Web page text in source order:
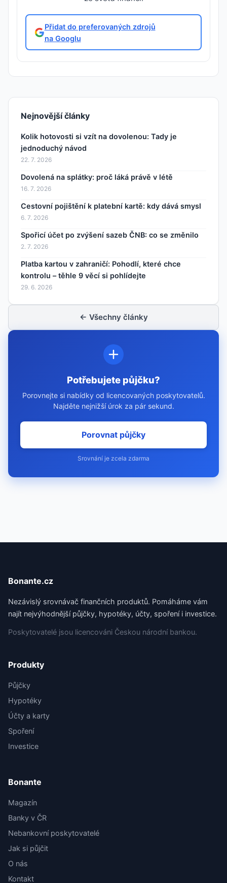
Přidat do preferovaných zdrojů
na Googlu
Nejnovější články
Kolik hotovosti si vzít na dovolenou: Tady je
jednoduchý návod
22. 7. 2026
Dovolená na splátky: proč láká právě v létě
16. 7. 2026
Cestovní pojištění k platební kartě: kdy dává smysl
6. 7. 2026
Spořicí účet po zvýšení sazeb ČNB: co se změnilo
2. 7. 2026
Platba kartou v zahraničí: Pohodlí, které chce
kontrolu – těhle 9 věcí si pohlídejte
29. 6. 2026
← Všechny články
Potřebujete půjčku?
Porovnejte si nabídky od licencovaných poskytovatelů.
Najděte nejnižší úrok za pár sekund.
Porovnat půjčky
Srovnání je zcela zdarma
Bonante.cz
Nezávislý srovnávač finančních produktů. Pomáháme vám
najít nejvýhodnější půjčky, hypotéky, účty, spoření i investice.
Poskytovatelé jsou licencováni Českou národní bankou.
Produkty
Půjčky
Hypotéky
Účty a karty
Spoření
Investice
Bonante
Magazín
Banky v ČR
Nebankovní poskytovatelé
Jak si půjčit
O nás
Kontakt